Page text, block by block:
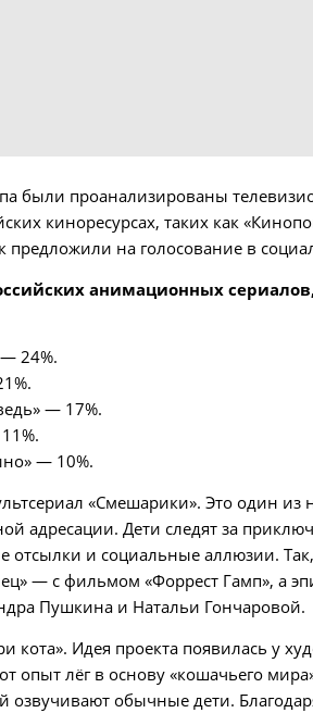
были проанализированы
киноресурсах, таких как
на голосование в
анимационных
24%.
— 17%.
— 10%.
«Смешарики». Это один
адресации. Дети следят за
отсылки и социальные аллюзии.
— с фильмом «Форрест Гамп», а
Пушкина и Натальи Гончаровой.
кота». Идея проекта появилась у
опыт лёг в основу «кошачьего
озвучивают обычные дети.